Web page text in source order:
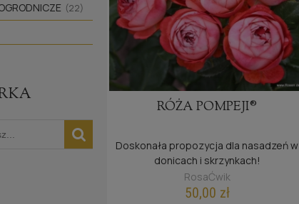
(22)
RÓŻA POMPEJI®
Doskonała propozycja dla nasadzeń w
donicach i skrzynkach!
RosaĆwik
50,00 zł